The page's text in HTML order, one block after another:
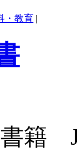
・教育 |
籍